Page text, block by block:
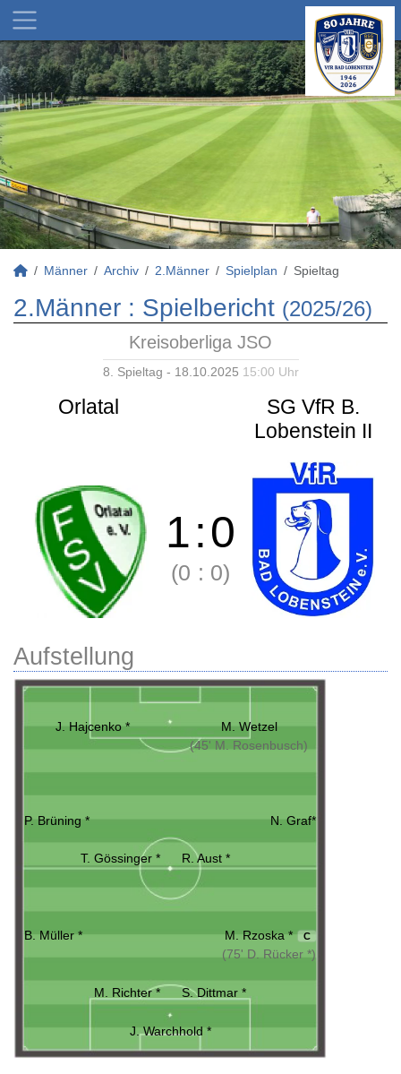
Männer Archiv 2.Männer Spielplan Spieltag
2.Männer : Spielbericht (2025/26)
Kreisoberliga JSO
8. Spieltag - 18.10.2025 15:00 Uhr
Orlatal
SG VfR B.
Lobenstein II
1:0
(0 : 0)
Aufstellung
J. Hajcenko *
M. Wetzel
(45' M. Rosenbusch)
P. Brüning * N. Graf*
T. Gössinger * R. Aust *
B. Müller * M. Rzoska * C
(75' D. Rücker *)
M. Richter * S. Dittmar *
J. Warchhold *